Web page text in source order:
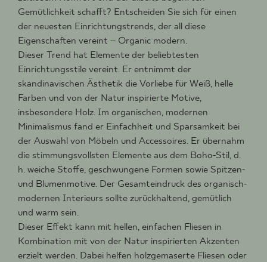
WO ZU KAUFEN
ÜBER UNS
MEIN PROFIL
KONTAKT
PL
Gemütlichkeit schafft? Entscheiden Sie sich für einen
der neuesten Einrichtungstrends, der all diese
Eigenschaften vereint – Organic modern.
Dieser Trend hat Elemente der beliebtesten
Einrichtungsstile vereint. Er entnimmt der
skandinavischen Ästhetik die Vorliebe für Weiß, helle
Farben und von der Natur inspirierte Motive,
insbesondere Holz. Im organischen, modernen
Minimalismus fand er Einfachheit und Sparsamkeit bei
der Auswahl von Möbeln und Accessoires. Er übernahm
die stimmungsvollsten Elemente aus dem Boho-Stil, d.
h. weiche Stoffe, geschwungene Formen sowie Spitzen-
und Blumenmotive. Der Gesamteindruck des organisch-
modernen Interieurs sollte zurückhaltend, gemütlich
und warm sein.
Dieser Effekt kann mit hellen, einfachen Fliesen in
Kombination mit von der Natur inspirierten Akzenten
erzielt werden. Dabei helfen holzgemaserte Fliesen oder